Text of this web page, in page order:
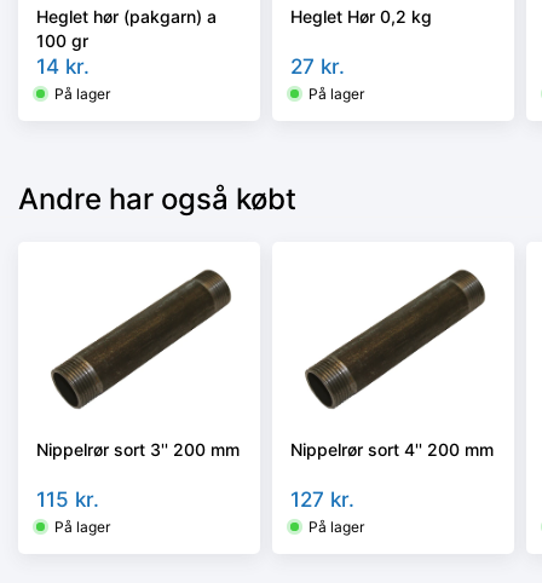
Heglet hør (pakgarn) a
100 gr
14 kr.
På lager
Heglet Hør 0,2 kg
27 kr.
På lager
Andre har også købt
Nippelrør sort 3'' 200 mm
115 kr.
På lager
Nippelrør sort 4'' 200 mm
127 kr.
På lager